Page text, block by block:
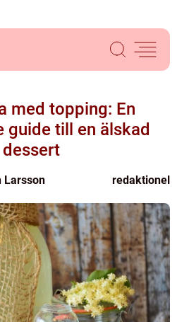
med topping: En
guide till en älskad
dessert
Larsson redaktionel